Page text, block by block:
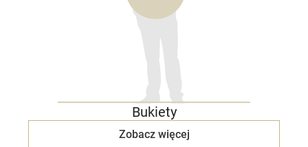
Bukiety
Zobacz więcej